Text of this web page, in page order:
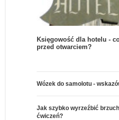
Księgowość dla hotelu -
przed otwarciem?
Wózek do samolotu -
Jak szybko wyrzeźbić
ćwiczeń?